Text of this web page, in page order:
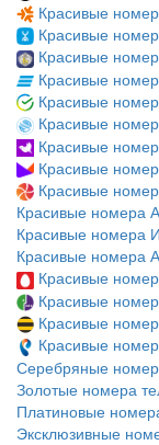
Красивые
Красивые
Красивые
Красивые
Красивые
Красивые
Красивые
Красивые
Красивые
Красивые номера
Красивые номера
Красивые номера
Красивые
Красивые
Красивые
Красивые
Серебряные
Золотые номера
Платиновые
Эксклюзивные